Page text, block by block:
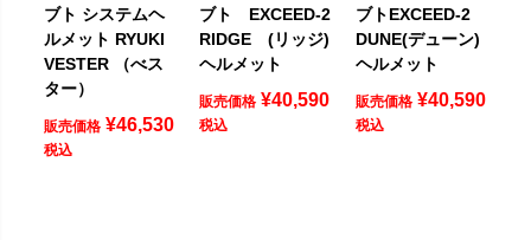
ブト システムヘ
ルメット RYUKI
VESTER （べス
ター）
販売価格 ¥46,530
税込
ブト EXCEED-2
RIDGE (リッジ)
ヘルメット
販売価格 ¥40,590
税込
ブトEXCEED-2
DUNE(デューン)
ヘルメット
販売価格 ¥40,590
税込